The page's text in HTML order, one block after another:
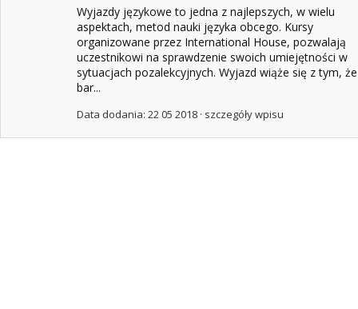
Wyjazdy językowe to jedna z najlepszych, w wielu
aspektach, metod nauki języka obcego. Kursy
organizowane przez International House, pozwalają
uczestnikowi na sprawdzenie swoich umiejętności w
sytuacjach pozalekcyjnych. Wyjazd wiąże się z tym, że
bar...
Data dodania: 22 05 2018 · szczegóły wpisu